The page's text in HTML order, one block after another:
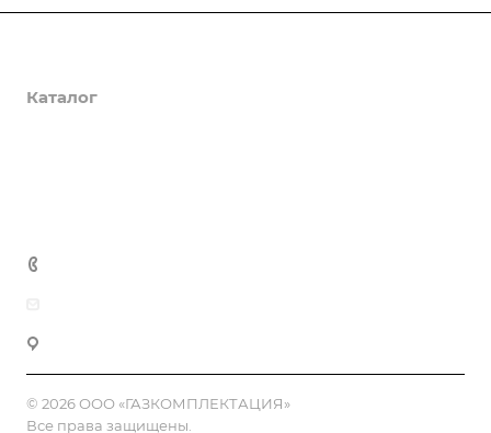
Каталог
© 2026 ООО «ГАЗКОМПЛЕКТАЦИЯ»
Все права защищены.